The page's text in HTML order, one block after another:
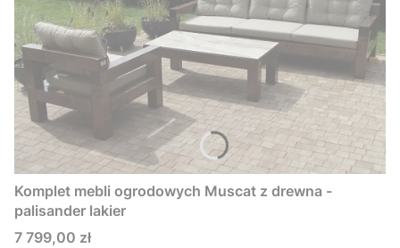
Komplet mebli ogrodowych Muscat z drewna -
palisander lakier
Cena
7 799,00 zł